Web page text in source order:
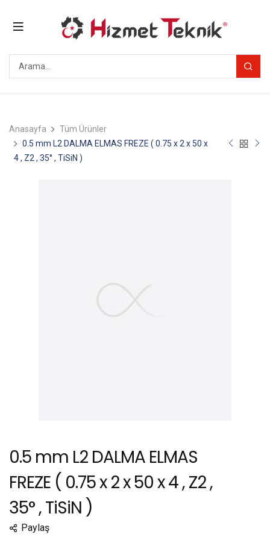
Anasayfa
Tüm Ürünler
0.5 mm L2 DALMA ELMAS FREZE ( 0.75 x 2 x 50 x
4 , Z2 , 35° , TiSiN )
0.5 mm L2 DALMA ELMAS
FREZE ( 0.75 x 2 x 50 x 4 , Z2 ,
35° , TiSiN )
Paylaş